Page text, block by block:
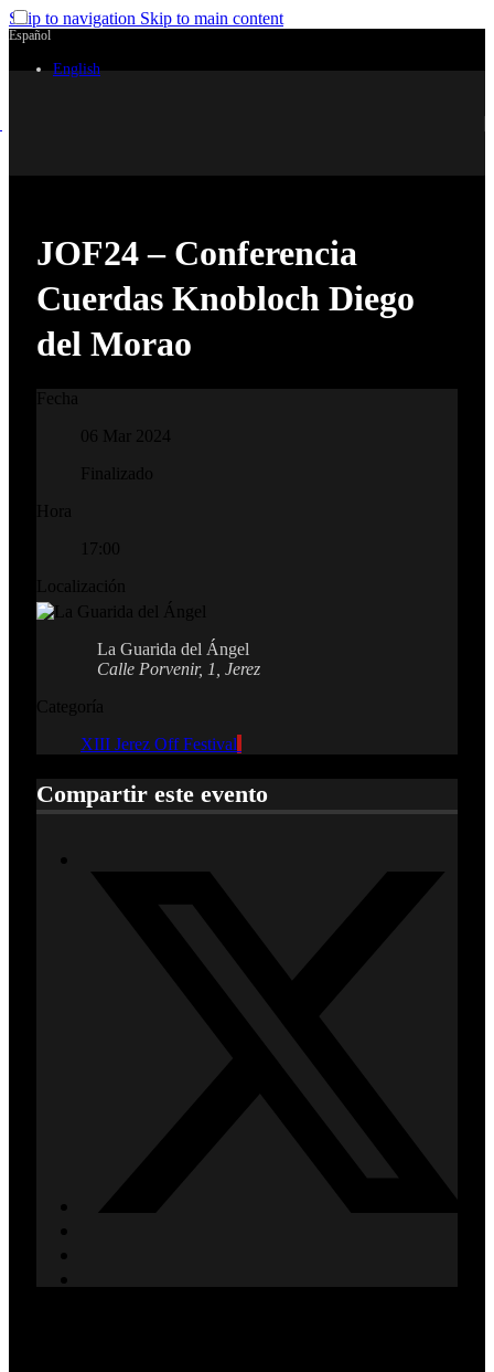
Skip to navigation Skip to main content
Español
English
JOF24 – Conferencia
Cuerdas Knobloch Diego
del Morao
Fecha
06 Mar 2024
Finalizado
Hora
17:00
Localización
La Guarida del Ángel
Calle Porvenir, 1, Jerez
Categoría
XIII Jerez Off Festival
Compartir este evento